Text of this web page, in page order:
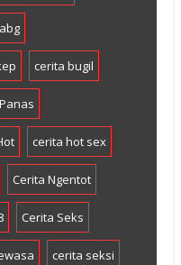
cerita bugil
cerita hot sex
Cerita Ngentot
Cerita Seks
cerita seksi